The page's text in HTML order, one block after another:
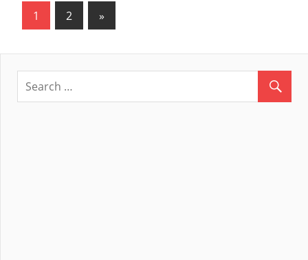
Stronicowanie
1 2
Next
Posts
»